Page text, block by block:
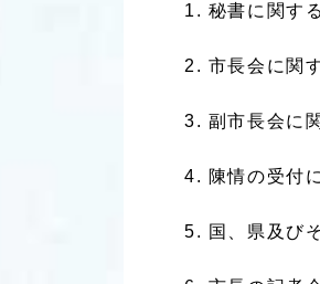
秘書に関す
市長会に関
副市長会に
陳情の受付
国、県及び